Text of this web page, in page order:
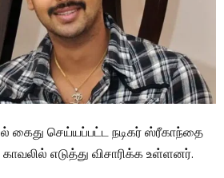
செய்யப்பட்ட நடிகர் ஸ்ரீகாந்தை
எடுத்து விசாரிக்க உள்ளனர்.